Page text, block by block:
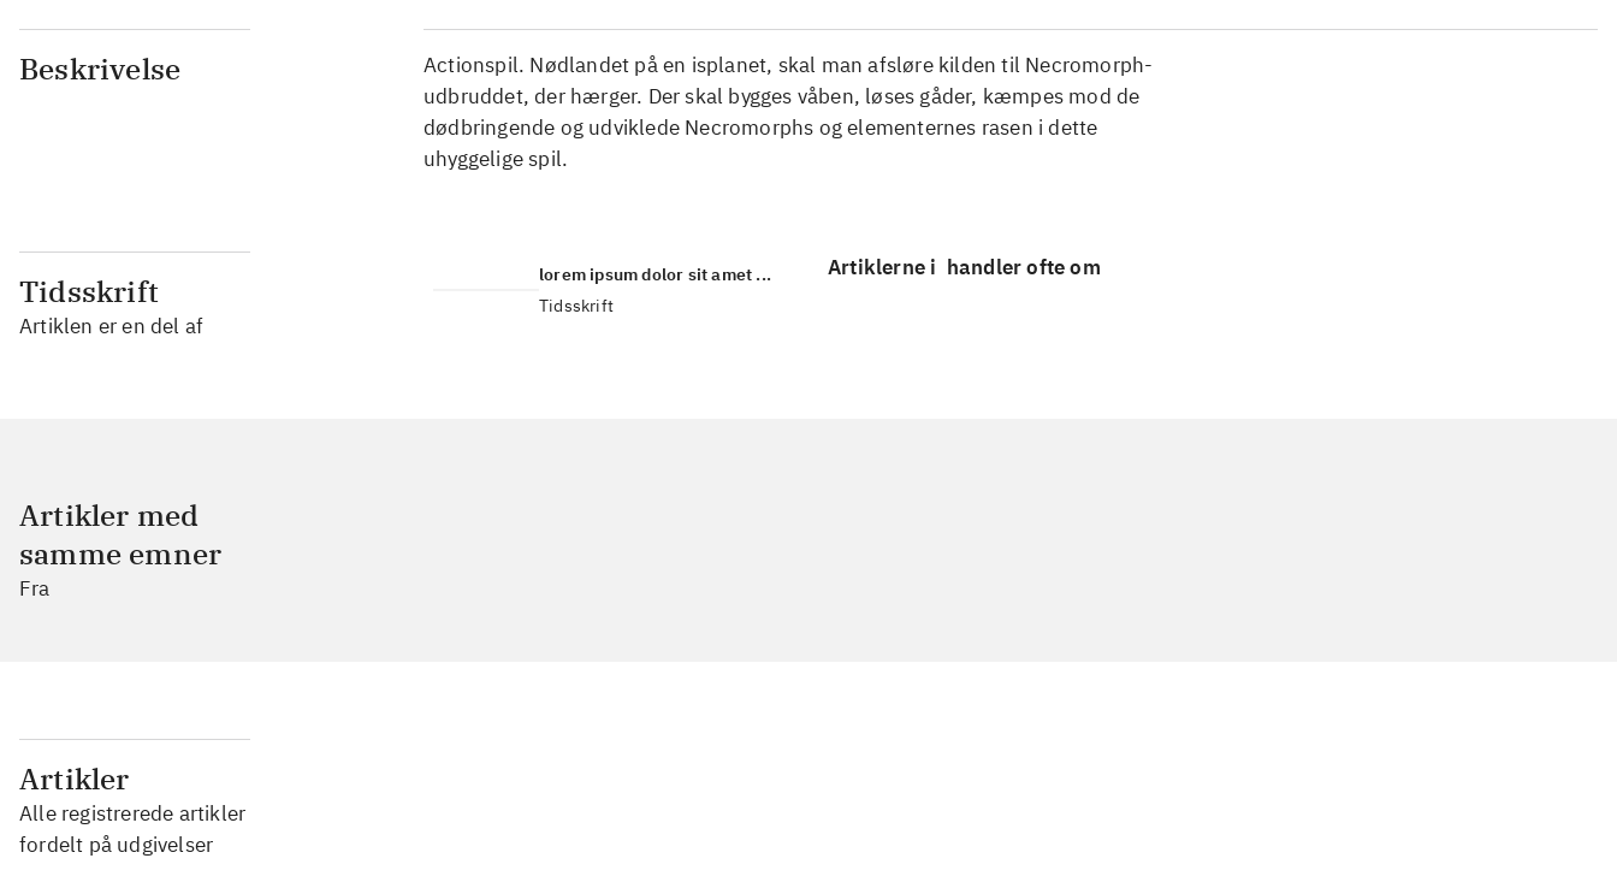
Beskrivelse
Actionspil. Nødlandet på en isplanet, skal man afsløre kilden til Necromorph-
udbruddet, der hærger. Der skal bygges våben, løses gåder, kæmpes mod de
dødbringende og udviklede Necromorphs og elementernes rasen i dette
uhyggelige spil.
Tidsskrift
Artiklen er en del af
lorem ipsum dolor sit amet ...
Tidsskrift
Artiklerne i handler ofte om
Artikler med
samme emner
Fra
Artikler
Alle registrerede artikler
fordelt på udgivelser